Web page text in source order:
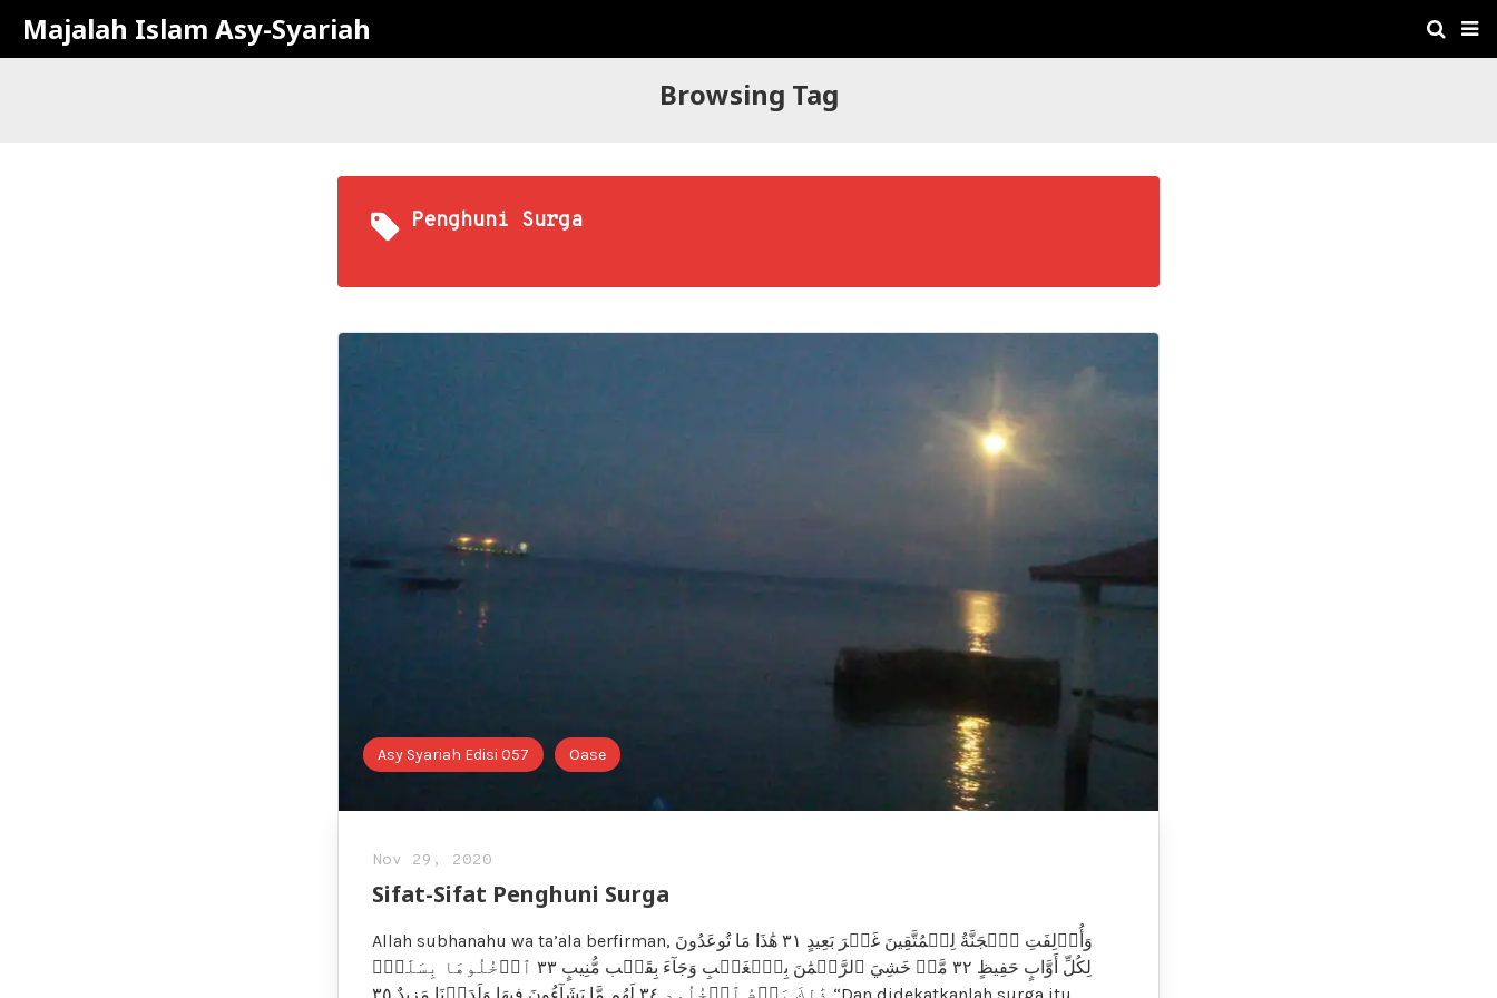
Majalah Islam Asy-Syariah
Browsing Tag
Penghuni Surga
Asy Syariah Edisi 057 Oase
Nov 29, 2020
Sifat-Sifat Penghuni Surga
Allah subhanahu wa ta’ala berfirman, وَأُزۡلِفَتِ ٱلۡجَنَّةُ لِلۡمُتَّقِينَ غَيۡرَ بَعِيدٍ ٣١ هَٰذَا مَا تُوعَدُونَ
لِكُلِّ أَوَّابٍ حَفِيظٍ ٣٢ مَّنۡ خَشِيَ ٱلرَّحۡمَٰنَ بِٱلۡغَيۡبِ وَجَآءَ بِقَلۡب مُّنِيبٍ ٣٣ ٱدۡخُلُوهَا بِسَلَٰمٍۖ